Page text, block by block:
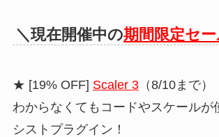
＼現在開催中の期間限定セ
★ [19% OFF] Scaler 3（8/10まで
わからなくてもコードやスケールが
シストプラグイン！